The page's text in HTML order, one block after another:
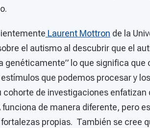
Laurent Mottron de la
el autismo al descubrir que el
genéticamente” lo que significa
que podemos procesar y
cohorte de investigaciones
funciona de manera diferente, pero
propias. También se cree